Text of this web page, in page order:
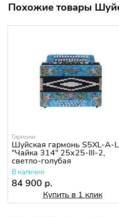
Похожие товары
Гармони
Шуйская гармонь S5XL-A-
"Чайка 314" 25х25-III-2,
светло-голубая
В наличии
84 900 р.
Купить в 1 клик